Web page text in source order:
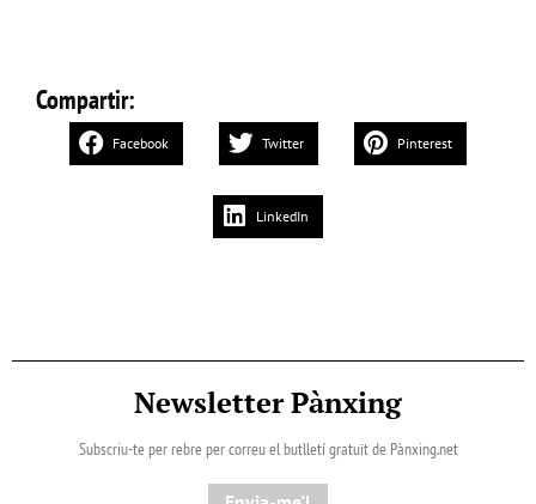
Compartir:
Facebook Twitter Pinterest
LinkedIn
Newsletter Pànxing
Subscriu-te per rebre per correu el butlletí gratuït de Pànxing.net​